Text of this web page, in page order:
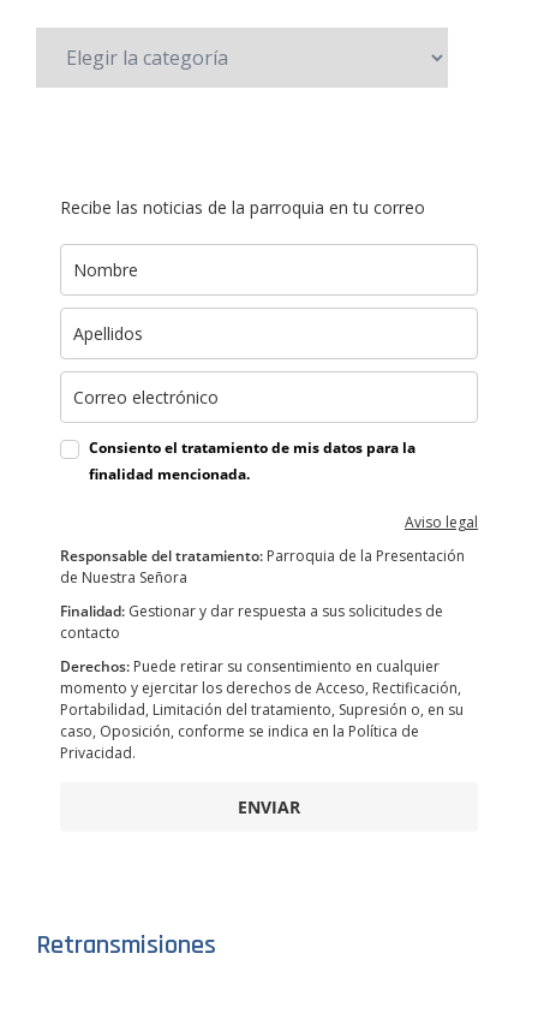
Recibe las noticias de la parroquia en tu correo
Consiento el tratamiento de mis datos para la
finalidad mencionada.
Aviso legal
Responsable del tratamiento: Parroquia de la Presentación
de Nuestra Señora
Finalidad: Gestionar y dar respuesta a sus solicitudes de
contacto
Derechos: Puede retirar su consentimiento en cualquier
momento y ejercitar los derechos de Acceso, Rectificación,
Portabilidad, Limitación del tratamiento, Supresión o, en su
caso, Oposición, conforme se indica en la Política de
Privacidad.
ENVIAR
Retransmisiones